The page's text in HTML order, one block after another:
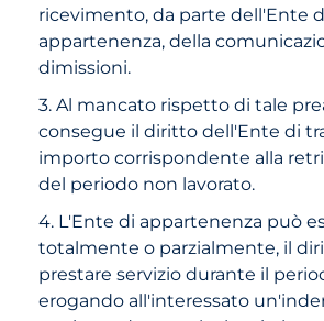
ricevimento, da parte dell'Ente
appartenenza, della
dimissioni.
3. Al mancato rispetto di tale
consegue il diritto dell'Ente di
importo corrispondente alla
del periodo non lavorato.
4. L'Ente di appartenenza può
totalmente o parzialmente, il
prestare servizio durante il
erogando all'interessato